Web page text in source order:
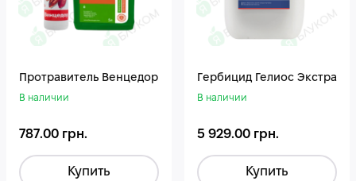
Протравитель Венцедор
В наличии
787.00 грн.
Купить
Гepбицид Гелиос Экстра
В наличии
5 929.00 грн.
Купить